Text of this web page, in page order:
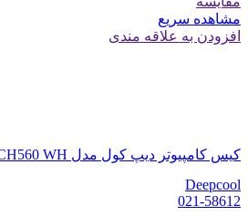
مشاهده سریع
افزودن به علاقه مندی
کیس کامپیوتر دیپ کول مدل CH560 WH
Deepcool
021-58612